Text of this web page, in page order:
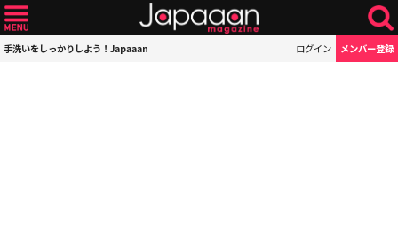
手洗いをしっかりしよう！Japaaan ログイン メンバー登録